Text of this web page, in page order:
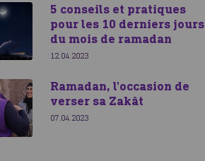
5 conseils et pratiques
pour les 10 derniers jours
du mois de ramadan
12.04.2023
Ramadan, l'occasion de
verser sa Zakât
07.04.2023